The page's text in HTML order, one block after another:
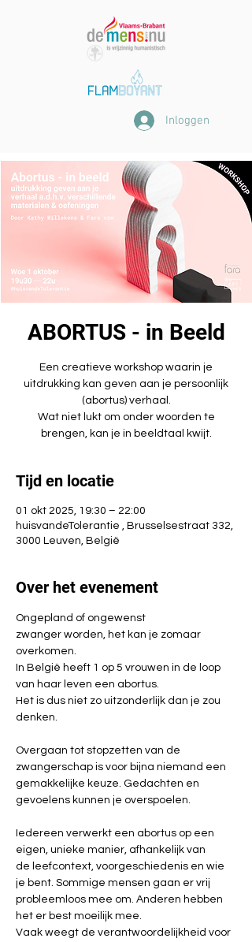
Inloggen
ABORTUS - in Beeld
Een creatieve workshop waarin je
uitdrukking kan geven aan je persoonlijk
(abortus) verhaal.
Wat niet lukt om onder woorden te
brengen, kan je in beeldtaal kwijt.
Tijd en locatie
01 okt 2025, 19:30 – 22:00
huisvandeTolerantie , Brusselsestraat 332,
3000 Leuven, België
Over het evenement
Ongepland of ongewenst
zwanger worden, het kan je zomaar
overkomen.
In België heeft 1 op 5 vrouwen in de loop
van haar leven een abortus.
Het is dus niet zo uitzonderlijk dan je zou
denken.
Overgaan tot stopzetten van de
zwangerschap is voor bijna niemand een
gemakkelijke keuze. Gedachten en
gevoelens kunnen je overspoelen.
Iedereen verwerkt een abortus op een
eigen, unieke manier, afhankelijk van
de leefcontext, voorgeschiedenis en wie
je bent. Sommige mensen gaan er vrij
probleemloos mee om. Anderen hebben
het er best moeilijk mee.
Vaak weegt de verantwoordelijkheid voor